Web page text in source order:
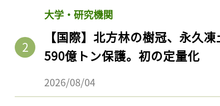
大学・研究機関
【国際】北方林の樹冠、永久
590億トン保護。初の定量化
2026/08/04